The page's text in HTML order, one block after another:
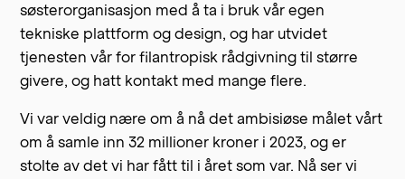
søsterorganisasjon med å ta i bruk vår egen
tekniske plattform og design, og har utvidet
tjenesten vår for filantropisk rådgivning til større
givere, og hatt kontakt med mange flere.
Vi var veldig nære om å nå det ambisiøse målet vårt
om å samle inn 32 millioner kroner i 2023, og er
stolte av det vi har fått til i året som var. Nå ser vi